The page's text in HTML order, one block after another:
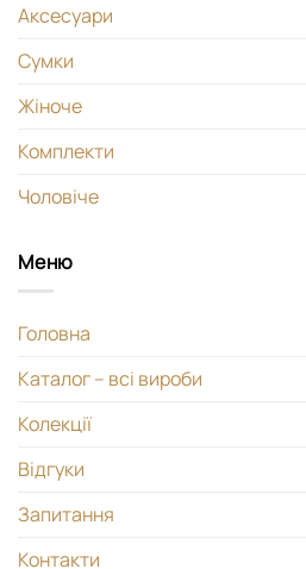
Аксесуари
Сумки
Жіноче
Комплекти
Чоловіче
Меню
Головна
Каталог – всі вироби
Колекції
Відгуки
Запитання
Контакти